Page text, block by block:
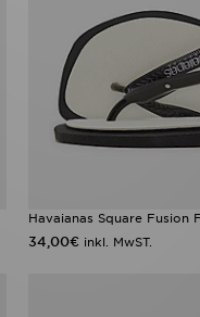
Havaianas Square Fusion
34,00€ inkl. MwST.